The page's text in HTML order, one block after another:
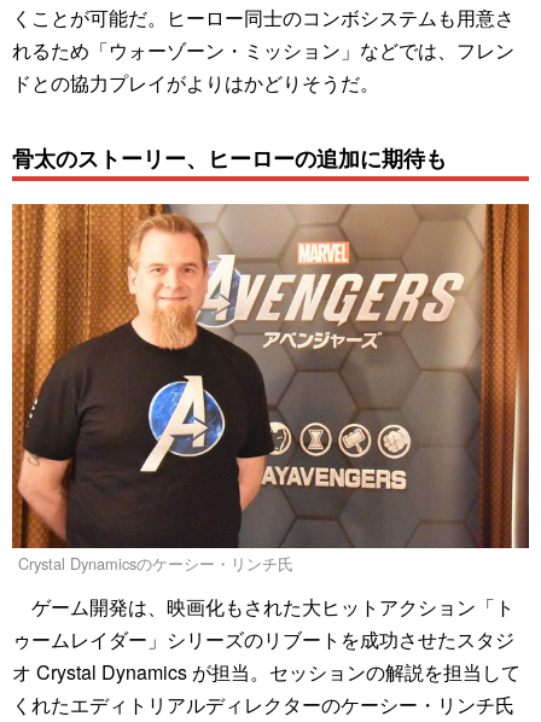
くことが可能だ。ヒーロー同士のコンボシステムも用意さ
れるため「ウォーゾーン・ミッション」などでは、フレン
ドとの協力プレイがよりはかどりそうだ。
骨太のストーリー、ヒーローの追加に期待も
Crystal Dynamicsのケーシー・リンチ氏
ゲーム開発は、映画化もされた大ヒットアクション「ト
ゥームレイダー」シリーズのリブートを成功させたスタジ
オ Crystal Dynamics が担当。セッションの解説を担当して
くれたエディトリアルディレクターのケーシー・リンチ氏